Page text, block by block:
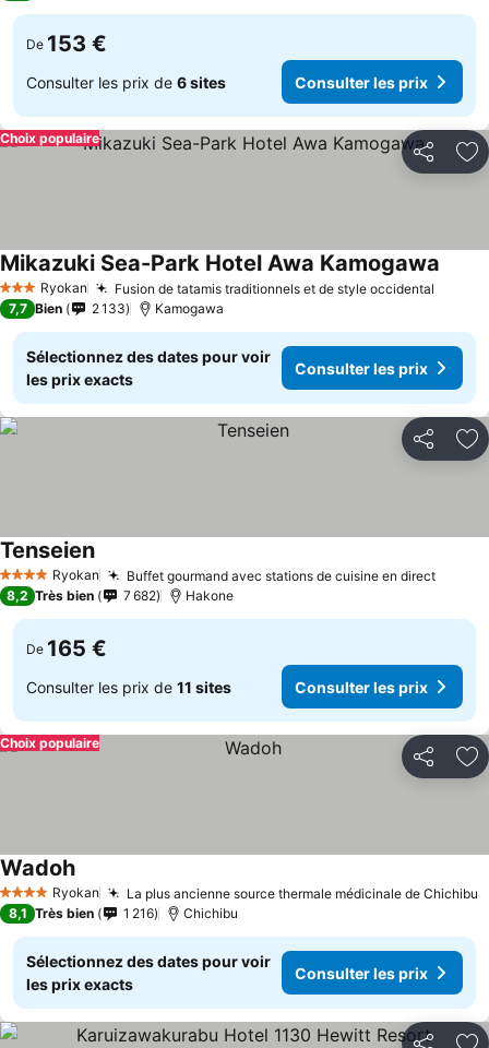
De 153 €
Consulter les prix de 6 sites Consulter les prix
Partager
Choix populaire
3 ÉtoilesRyokan Fusion de tatamis traditionnels et de style occidental
Mikazuki Sea-Park Hotel Awa Kamogawa
7,7 Bien 2 133 Kamogawa
Sélectionnez des dates pour voir
les prix exacts
Consulter les prix
Partager
4 Étoiles Ryokan Buffet gourmand avec stations de cuisine en direct
TenseienConsulter les prix
8,2 Très bien 7 682 Hakone
De 165 €
Consulter les prix de 11 sites Consulter les prix
Partager
Choix populaire
4 Étoiles Ryokan La plus ancienne source thermale médicinale de Chichibu
WadohConsulter les prix
8,1 Très bien 1 216 Chichibu
Sélectionnez des dates pour voir
les prix exacts
Consulter les prix